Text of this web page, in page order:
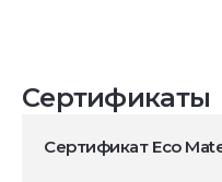
Сертификаты
Сертификат Eco